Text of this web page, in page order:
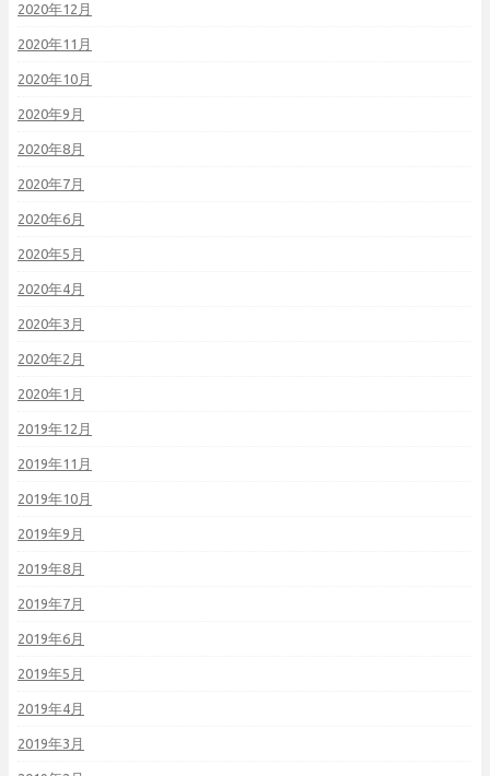
2020年12月
2020年11月
2020年10月
2020年9月
2020年8月
2020年7月
2020年6月
2020年5月
2020年4月
2020年3月
2020年2月
2020年1月
2019年12月
2019年11月
2019年10月
2019年9月
2019年8月
2019年7月
2019年6月
2019年5月
2019年4月
2019年3月